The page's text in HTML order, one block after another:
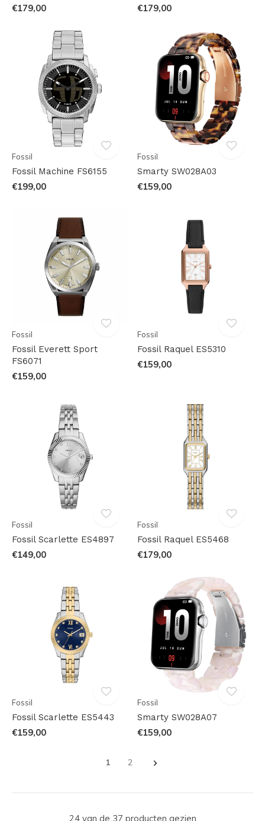
€179,00 €179,00
Fossil
Fossil Machine FS6155
€199,00
Fossil
Smarty SW028A03
€159,00
Fossil
Fossil Everett Sport
FS6071
€159,00
Fossil
Fossil Raquel ES5310
€159,00
Fossil
Fossil Scarlette ES4897
€149,00
Fossil
Fossil Raquel ES5468
€179,00
Fossil
Fossil Scarlette ES5443
€159,00
Fossil
Smarty SW028A07
€159,00
1 2
24 van de 37 producten gezien